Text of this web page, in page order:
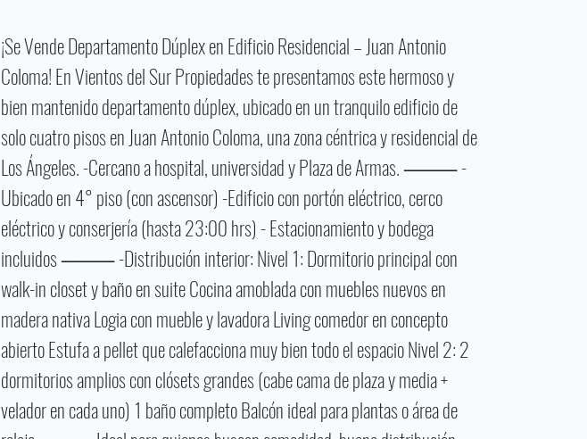
¡Se Vende Departamento Dúplex en Edificio Residencial – Juan Antonio
Coloma! En Vientos del Sur Propiedades te presentamos este hermoso y
bien mantenido departamento dúplex, ubicado en un tranquilo edificio de
solo cuatro pisos en Juan Antonio Coloma, una zona céntrica y residencial de
Los Ángeles. -Cercano a hospital, universidad y Plaza de Armas. ⸻ -
Ubicado en 4° piso (con ascensor) -Edificio con portón eléctrico, cerco
eléctrico y conserjería (hasta 23:00 hrs) - Estacionamiento y bodega
incluidos ⸻ -Distribución interior: Nivel 1: Dormitorio principal con
walk-in closet y baño en suite Cocina amoblada con muebles nuevos en
madera nativa Logia con mueble y lavadora Living comedor en concepto
abierto Estufa a pellet que calefacciona muy bien todo el espacio Nivel 2: 2
dormitorios amplios con clósets grandes (cabe cama de plaza y media +
velador en cada uno) 1 baño completo Balcón ideal para plantas o área de